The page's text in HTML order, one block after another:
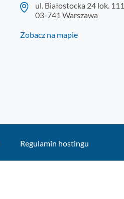
ul. Białostocka 24 lok. 111
03-741 Warszawa
Zobacz na mapie
Regulamin hostingu